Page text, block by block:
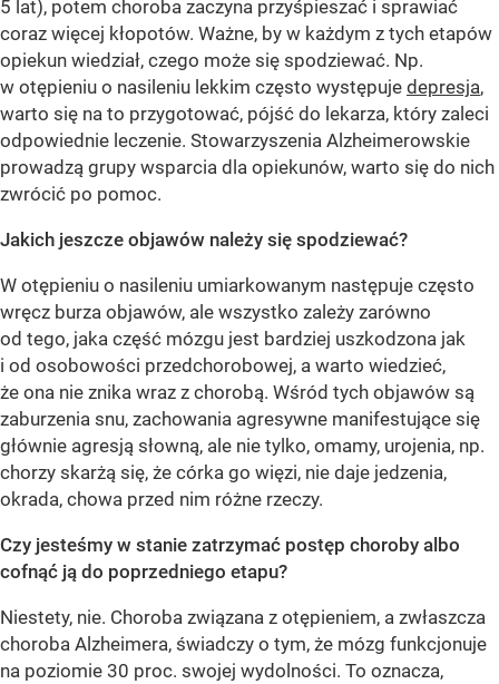
5 lat), potem choroba zaczyna przyśpieszać i sprawiać
coraz więcej kłopotów. Ważne, by w każdym z tych etapów
opiekun wiedział, czego może się spodziewać. Np.
w otępieniu o nasileniu lekkim często występuje depresja,
warto się na to przygotować, pójść do lekarza, który zaleci
odpowiednie leczenie. Stowarzyszenia Alzheimerowskie
prowadzą grupy wsparcia dla opiekunów, warto się do nich
zwrócić po pomoc.
Jakich jeszcze objawów należy się spodziewać?
W otępieniu o nasileniu umiarkowanym następuje często
wręcz burza objawów, ale wszystko zależy zarówno
od tego, jaka część mózgu jest bardziej uszkodzona jak
i od osobowości przedchorobowej, a warto wiedzieć,
że ona nie znika wraz z chorobą. Wśród tych objawów są
zaburzenia snu, zachowania agresywne manifestujące się
głównie agresją słowną, ale nie tylko, omamy, urojenia, np.
chorzy skarżą się, że córka go więzi, nie daje jedzenia,
okrada, chowa przed nim różne rzeczy.
Czy jesteśmy w stanie zatrzymać postęp choroby albo
cofnąć ją do poprzedniego etapu?
Niestety, nie. Choroba związana z otępieniem, a zwłaszcza
choroba Alzheimera, świadczy o tym, że mózg funkcjonuje
na poziomie 30 proc. swojej wydolności. To oznacza,